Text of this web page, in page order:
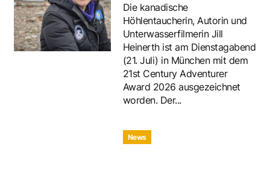
Die kanadische
Höhlentaucherin, Autorin und
Unterwasserfilmerin Jill
Heinerth ist am Dienstagabend
(21. Juli) in München mit dem
21st Century Adventurer
Award 2026 ausgezeichnet
worden. Der...
News